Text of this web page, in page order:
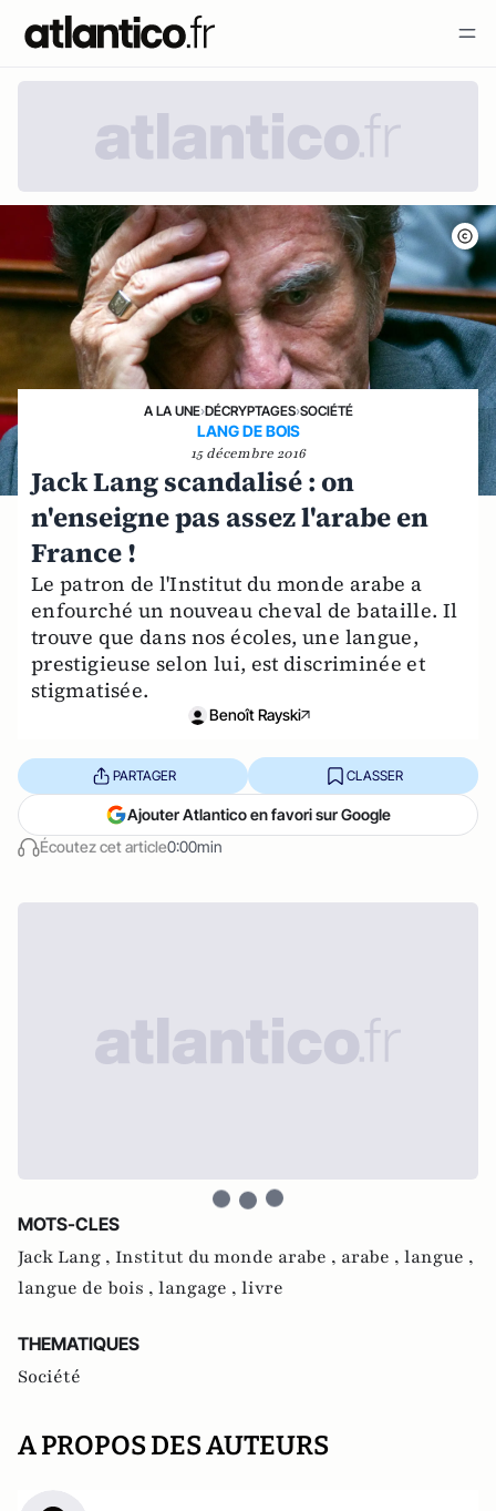
A LA UNE›DÉCRYPTAGES›SOCIÉTÉ
LANG DE BOIS
15 décembre 2016
Jack Lang scandalisé : on
n'enseigne pas assez l'arabe en
France !
Le patron de l'Institut du monde arabe a
enfourché un nouveau cheval de bataille. Il
trouve que dans nos écoles, une langue,
prestigieuse selon lui, est discriminée et
stigmatisée.
Benoît Rayski
Écoutez cet article0:00min
PARTAGER CLASSER
Ajouter Atlantico en favori sur Google
MOTS-CLES
Jack Lang , Institut du monde arabe , arabe , langue ,
langue de bois , langage , livre
THEMATIQUES
Société
A PROPOS DES AUTEURS